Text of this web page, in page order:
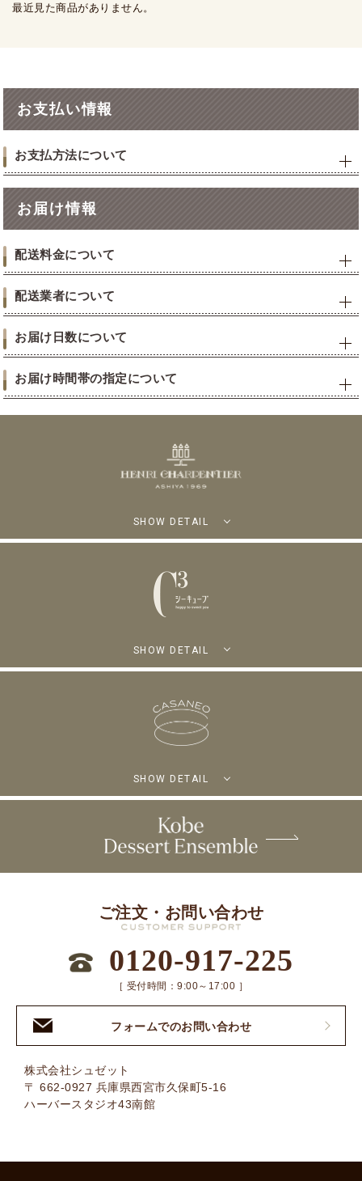
最近見た商品がありません。
お支払い情報
お支払方法について
お届け情報
配送料金について
配送業者について
お届け日数について
お届け時間帯の指定について
SHOW DETAIL
SHOW DETAIL
SHOW DETAIL
ご注文・お問い合わせ
0120-917-225
［ 受付時間：9:00～17:00 ］
フォームでのお問い合わせ
株式会社シュゼット
〒 662-0927 兵庫県西宮市久保町5-16
ハーバースタジオ43南館